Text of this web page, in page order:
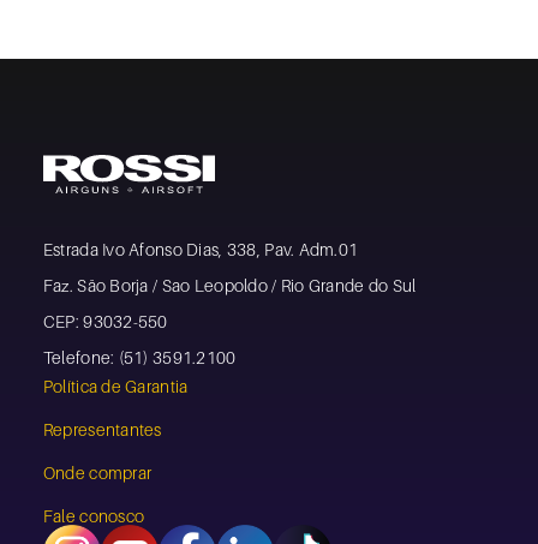
Estrada Ivo Afonso Dias, 338, Pav. Adm.01
Faz. São Borja / Sao Leopoldo / Rio Grande do Sul
CEP: 93032-550
Telefone: (51) 3591.2100
Política de Garantia
Representantes
Onde comprar
Fale conosco